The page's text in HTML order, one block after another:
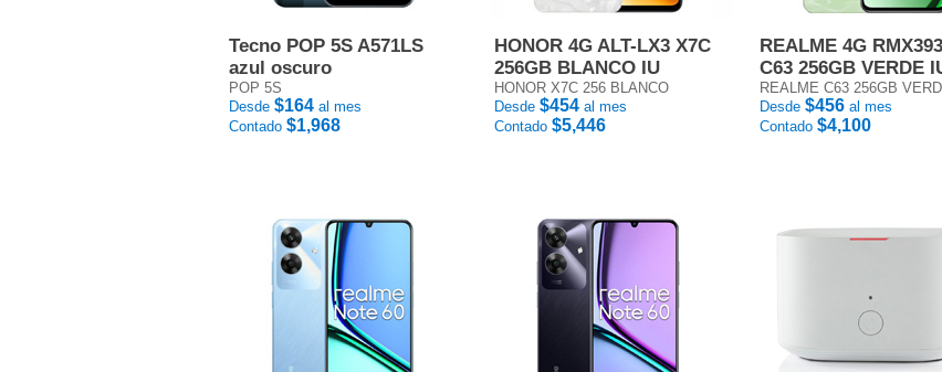
Tecno POP 5S A571LS
azul oscuro
POP 5S
Desde $164 al mes
Contado $1,968
HONOR 4G ALT-LX3 X7C
256GB BLANCO IU
HONOR X7C 256 BLANCO
Desde $454 al mes
Contado $5,446
REALME 4G
C63 256GB VERDE
REALME C63 256GB
Desde $456 al mes
Contado $4,100